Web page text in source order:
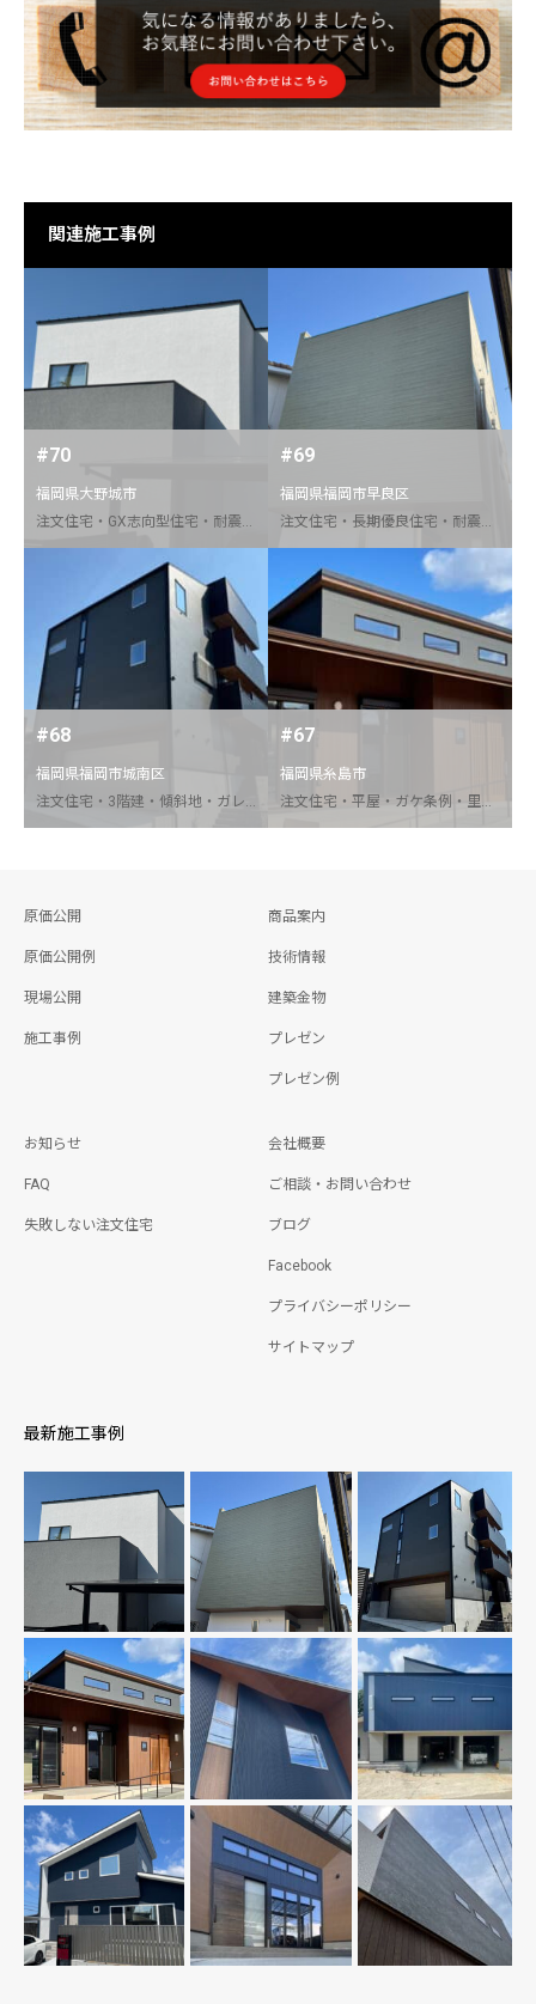
関連施工事例
#70
福岡県大野城市
注文住宅・GX志向型住宅・耐震等級３・C値0.1以下・Soi塗壁・スチール階段・床下エアコン・F式全館冷房・アイシネン＋ミラフォームW断熱
#69
福岡県福岡市早良区
注文住宅・長期優良住宅・耐震等級３・ルーフバルコニー・狭小地
#68
福岡県福岡市城南区
注文住宅・3階建・傾斜地・ガレージハウス・エレベーター・屋上庭園
#67
福岡県糸島市
注文住宅・平屋・ガケ条例・里道付替
原価公開
原価公開例
現場公開
施工事例
商品案内
技術情報
建築金物
プレゼン
プレゼン例
お知らせ
FAQ
失敗しない注文住宅
会社概要
ご相談・お問い合わせ
ブログ
Facebook
プライバシーポリシー
サイトマップ
最新施工事例